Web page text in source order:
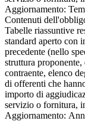
Aggiornamento:
Contenuti
Tabelle riassuntive
standard aperto con
precedente (nello
struttura
contraente, elenco
di offerenti che
importo di
servizio o fornitura,
Aggiornamento: